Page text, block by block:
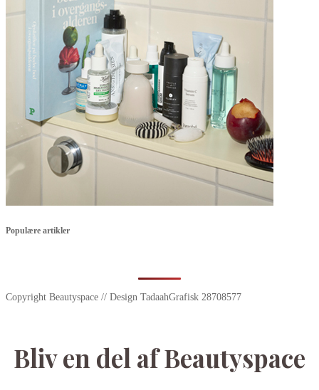
Populære artikler
Copyright Beautyspace // Design TadaahGrafisk 28708577
Bliv en del af Beautyspace